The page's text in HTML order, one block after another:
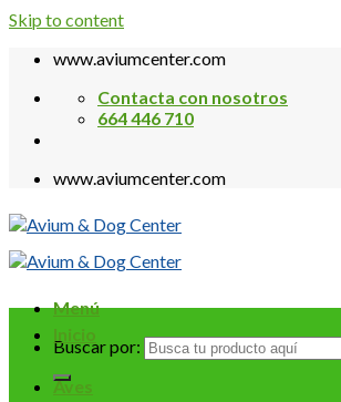
Skip to content
www.aviumcenter.com
Contacta con nosotros
664 446 710
www.aviumcenter.com
Menú
Buscar por:
Inicio
Aves